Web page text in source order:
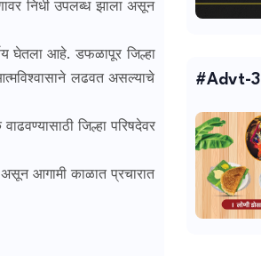
निधी उपलब्ध झाला असून
घेतला आहे. डफळापूर जिल्हा
लढवत असल्याचे
जिल्हा परिषदेवर
आगामी काळात प्रचारात
#Advt-3